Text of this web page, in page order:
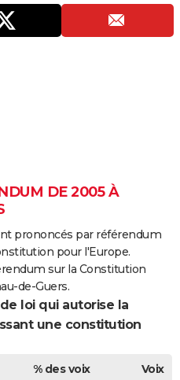
DE 2005 À
prononcés par référendum
pour l'Europe.
sur la Constitution
de-Guers.
loi qui autorise la
une constitution
% des voix
Voix